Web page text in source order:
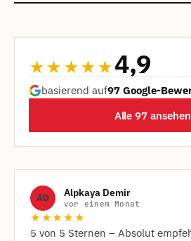
★★★★★4,9
basierend auf97 Google-
Alle 97 ansehen
AD Alpkaya Demir
vor einem Monat
★★★★★
​5 von 5 Sternen – Absolut